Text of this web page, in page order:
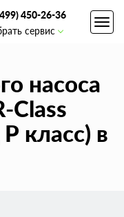
450-26-36
сервис
насоса
Class
класс) в